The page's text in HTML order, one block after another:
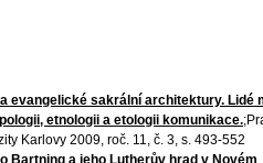
evangelické sakrální architektury. Lidé
etnologii a etologii komunikace.
Karlovy 2009, roč. 11, č. 3, s. 493-552
Bartning a jeho Lutherův hrad v Novém